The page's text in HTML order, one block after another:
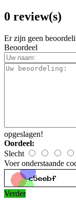
0 review(s)
Er zijn geen
Beoordeel
opgeslagen!
Oordeel:
Slecht
Voer onderstaande
Verder